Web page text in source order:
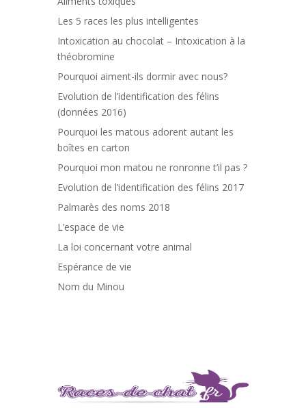
Les 5 races les plus intelligentes
Intoxication au chocolat – Intoxication à la
théobromine
Pourquoi aiment-ils dormir avec nous?
Evolution de l’identification des félins
(données 2016)
Pourquoi les matous adorent autant les
boîtes en carton
Pourquoi mon matou ne ronronne t’il pas ?
Evolution de l’identification des félins 2017
Palmarès des noms 2018
L’espace de vie
La loi concernant votre animal
Espérance de vie
Nom du Minou